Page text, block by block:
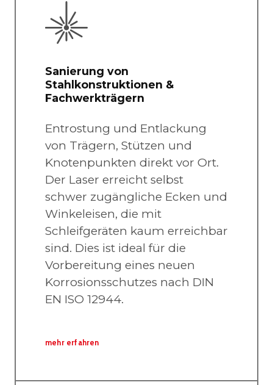
Sanierung von
Stahlkonstruktionen &
Fachwerkträgern
Entrostung und Entlackung
von Trägern, Stützen und
Knotenpunkten direkt vor Ort.
Der Laser erreicht selbst
schwer zugängliche Ecken und
Winkeleisen, die mit
Schleifgeräten kaum erreichbar
sind. Dies ist ideal für die
Vorbereitung eines neuen
Korrosionsschutzes nach DIN
EN ISO 12944.
mehr erfahren